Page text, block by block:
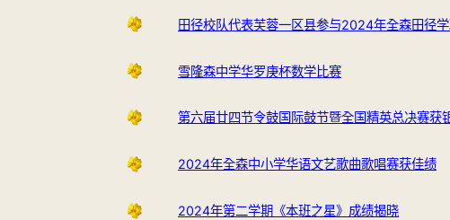
田径校队代表芙蓉一区县参与2024年全森田径
雪隆森中学华罗庚杯数学比赛
第六届廿四节令鼓国际鼓节暨全国精英总决赛获
2024年全森中小学华语文艺歌曲歌唱赛获佳绩
2024年第二学期《本班之星》成绩揭晓